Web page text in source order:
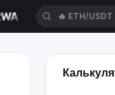
🔥 ETH/USDT